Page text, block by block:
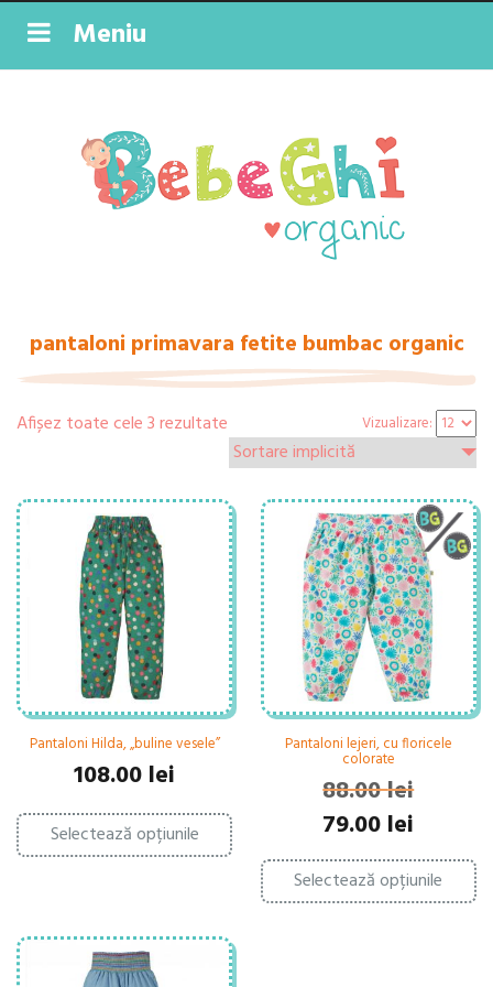
Meniu
pantaloni primavara fetite bumbac organic
Afișez toate cele 3 rezultate Vizualizare:
Pantaloni Hilda, „buline vesele”
108.00 lei
Selectează opțiunile
Acest
produs
are
multe
pot
fi
Pantaloni lejeri, cu floricele
colorate
88.00lei
Prețul
inițial
a
fost:
88.00 lei.
79.00 lei
este:
79.00 lei.
Selectează opțiunile